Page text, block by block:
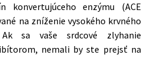
konvertujúceho enzýmu (ACE
na zníženie vysokého krvného
sa vaše srdcové zlyhanie
nemali by ste prejsť na